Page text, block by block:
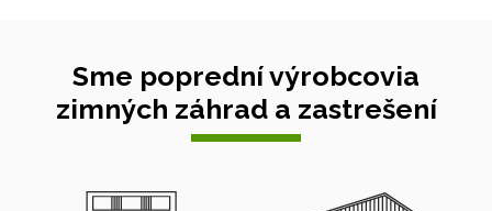
Sme poprední výrobcovia
zimných záhrad a zastrešení